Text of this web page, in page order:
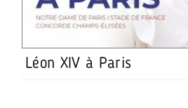
Léon XIV à Paris